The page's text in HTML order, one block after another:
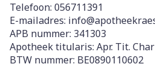
Telefoon: 056711391
E-mailadres: info@
APB nummer: 341303
Apotheek titularis: Apr. Tit.
BTW nummer: BE0890110602